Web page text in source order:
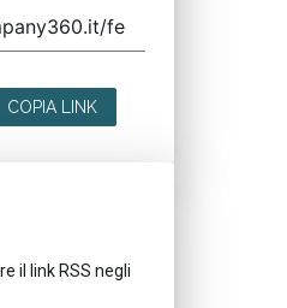
COPIA LINK
il link RSS negli